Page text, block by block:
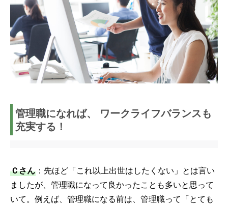
管理職になれば、 ワークライフバランスも
充実する！
Ｃさん ：先ほど「これ以上出世はしたくない」とは言い
ましたが、管理職になって良かったことも多いと思って
いて。例えば、管理職になる前は、管理職って「とても